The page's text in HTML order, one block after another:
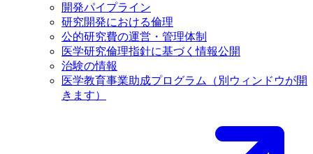
開発パイプライン
研究開発における倫理
公的研究費の運営・管理体制
医学研究倫理指針に基づく情報公開
治験の情報
医学教育事業助成プログラム
（別ウィンドウが開
きます）